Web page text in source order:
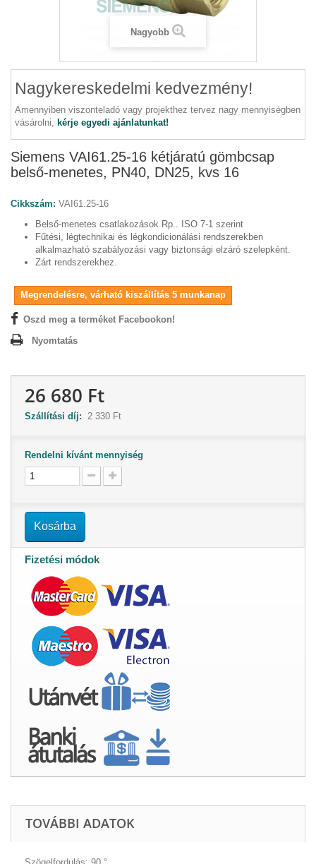
Nagyobb
Nagykereskedelmi kedvezmény!
Amennyiben viszonteladó vagy projekthez tervez nagy mennyiségben
vásárolni, kérje egyedi ajánlatunkat!
Siemens VAI61.25-16 kétjáratú gömbcsap
belső-menetes, PN40, DN25, kvs 16
Cikkszám: VAI61.25-16
Belső-menetes csatlakozások Rp.. ISO 7-1 szerint
Fűtési, légtechnikai és légkondicionálási rendszerekben
alkalmazható szabályozási vagy biztonsági elzáró szelepként.
Zárt rendszerekhez.
Megrendelésre, várható kiszállítás 5 munkanap
Oszd meg a terméket Facebookon!
Nyomtatás
26 680 Ft
Szállítási díj: 2 330 Ft
Rendelni kívánt mennyiség
Kosárba
Fizetési módok
TOVÁBBI ADATOK